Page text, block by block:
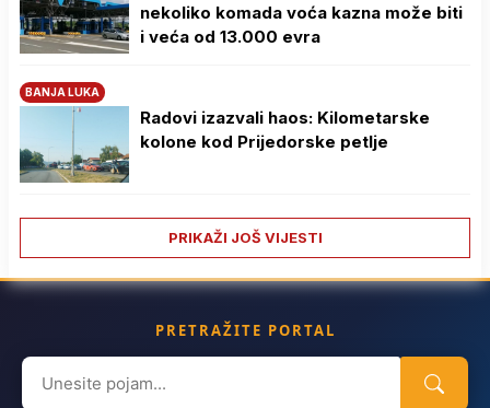
nekoliko komada voća kazna može biti
i veća od 13.000 evra
BANJA LUKA
Radovi izazvali haos: Kilometarske
kolone kod Prijedorske petlje
PRIKAŽI JOŠ VIJESTI
PRETRAŽITE PORTAL
Search
for: